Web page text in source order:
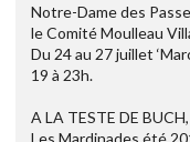
Notre-Dame des
le Comité Moulleau
Du 24 au 27 juillet
19 à 23h.
A LA TESTE DE BUCH,
Les Mardinades été